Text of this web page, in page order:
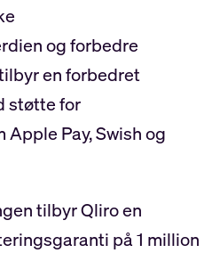
og forbedre
en forbedret
støtte for
Pay, Swish og
tilbyr Qliro en
på 1 million